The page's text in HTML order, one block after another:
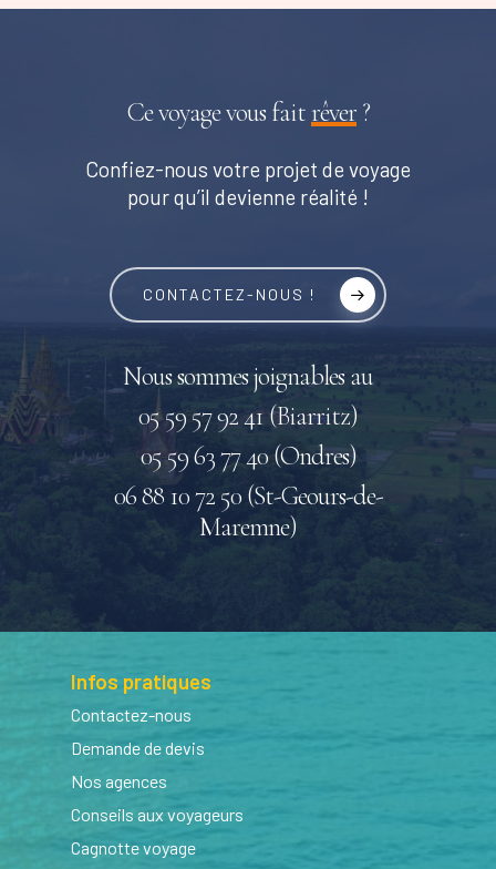
Ce voyage vous faitrêver?
Confiez-nous votre projet de voyage
pour qu’il devienne réalité !
CONTACTEZ-NOUS !
Nous sommes joignables au
05 59 57 92 41 (Biarritz)
05 59 63 77 40 (Ondres)
06 88 10 72 50 (St-Geours-de-
Maremne)
Infos pratiques
Contactez-nous
Demande de devis
Nos agences
Conseils aux voyageurs
Cagnotte voyage